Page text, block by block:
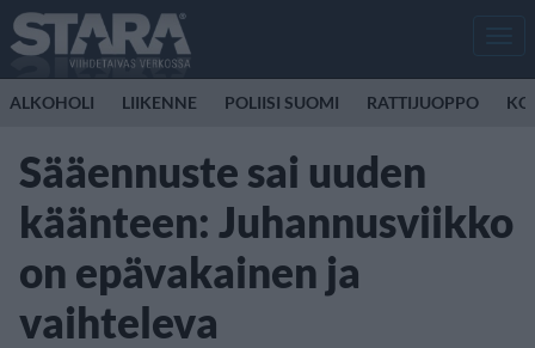
ALKOHOLI LIIKENNE POLIISI SUOMI RATTIJUOPPO
Sääennuste sai uuden
käänteen: Juhannusviikko
on epävakainen ja
vaihteleva